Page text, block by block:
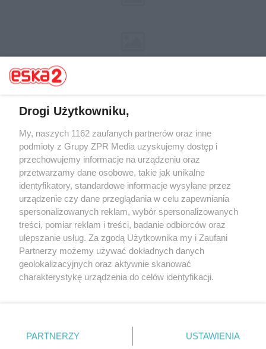
Żaden utwór zamieszczony w serwisie nie może być powielany i
rozpowszechniany lub dalej rozpowszechniany w jakikolwiek sposób (w
tym także elektroniczny lub mechaniczny) na jakimkolwiek polu
eksploatacji w jakiejkolwiek formie, włącznie z umieszczaniem w
Internecie bez pisemnej zgody właściciela praw. Jakiekolwiek użycie lub
wykorzystanie utworów w całości lub w części z naruszeniem prawa,
tzn. bez właściwej zgody, jest zabronione pod groźbą kary i może być
ścigane prawnie.
Drogi Użytkowniku,
My, naszych 1162 zaufanych partnerów oraz inne
podmioty z Grupy ZPR Media uzyskujemy dostęp i
przechowujemy informacje na urządzeniu oraz
przetwarzamy dane osobowe, takie jak unikalne
identyfikatory, standardowe informacje wysyłane przez
urządzenie czy dane przeglądania w celu zapewniania
spersonalizowanych reklam, wybór spersonalizowanych
treści, pomiar reklam i treści, badanie odbiorców oraz
ulepszanie usług. Za zgodą Użytkownika my i Zaufani
Partnerzy możemy używać dokładnych danych
geolokalizacyjnych oraz aktywnie skanować
charakterystykę urządzenia do celów identyfikacji.
zmienić/wycofać klikając przycisk ustawień prywatności
znajdujący się w lewym dolnym rogu strony
PARTNERZY USTAWIENIA